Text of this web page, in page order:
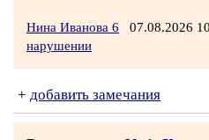
Нина Иванова 6 07.08.2026
нарушении
+ добавить замечания